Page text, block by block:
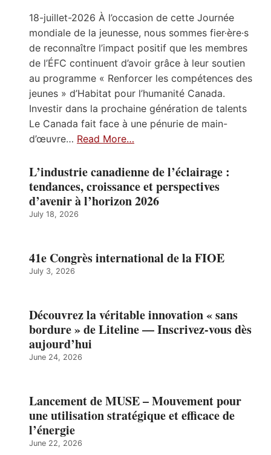
18-juillet-2026 À l’occasion de cette Journée
mondiale de la jeunesse, nous sommes fier·ère·s
de reconnaître l’impact positif que les membres
de l’ÉFC continuent d’avoir grâce à leur soutien
au programme « Renforcer les compétences des
jeunes » d’Habitat pour l’humanité Canada.
Investir dans la prochaine génération de talents
Le Canada fait face à une pénurie de main-
d’œuvre… Read More…
L’industrie canadienne de l’éclairage :
tendances, croissance et perspectives
d’avenir à l’horizon 2026
July 18, 2026
41e Congrès international de la FIOE
July 3, 2026
Découvrez la véritable innovation « sans
bordure » de Liteline — Inscrivez-vous dès
aujourd’hui
June 24, 2026
Lancement de MUSE – Mouvement pour
une utilisation stratégique et efficace de
l’énergie
June 22, 2026